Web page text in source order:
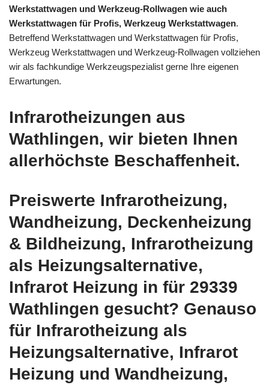
Werkstattwagen und Werkzeug-Rollwagen wie auch
Werkstattwagen für Profis, Werkzeug Werkstattwagen.
Betreffend Werkstattwagen und Werkstattwagen für Profis,
Werkzeug Werkstattwagen und Werkzeug-Rollwagen vollziehen
wir als fachkundige Werkzeugspezialist gerne Ihre eigenen
Erwartungen.
Infrarotheizungen aus
Wathlingen, wir bieten Ihnen
allerhöchste Beschaffenheit.
Preiswerte Infrarotheizung,
Wandheizung, Deckenheizung
& Bildheizung, Infrarotheizung
als Heizungsalternative,
Infrarot Heizung in für 29339
Wathlingen gesucht? Genauso
für Infrarotheizung als
Heizungsalternative, Infrarot
Heizung und Wandheizung,